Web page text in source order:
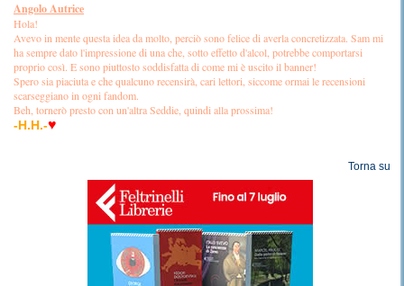
Angolo Autrice
Hola!
Avevo in mente questa idea da molto, perciò sono felice di averla concretizzata. Sam mi
ha sempre dato l'impressione di una che, sotto effetto d'alcol, potrebbe comportarsi
proprio così. E sono piuttosto soddisfatta di come mi è uscito il banner!
Spero sia piaciuta e che qualcuno recensirà, cari lettori, siccome ormai le recensioni
scarseggiano in ogni fandom.
Beh, tornerò presto con un'altra Seddie, quindi alla prossima!
-H.H.-♥
Torna su